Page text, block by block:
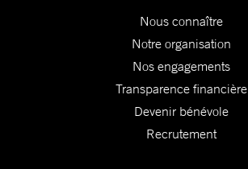
Nous connaître
Notre organisation
Nos engagements
Transparence financière
Devenir bénévole
Recrutement